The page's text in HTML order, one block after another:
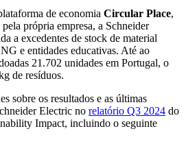
de economia Circular Place,
própria empresa, a Schneider
a excedentes de stock de material
e entidades educativas. Até ao
21.702 unidades em Portugal, o
de resíduos.
sobre os resultados e as últimas
Electric no relatório Q3 2024 do
Impact, incluindo o seguinte